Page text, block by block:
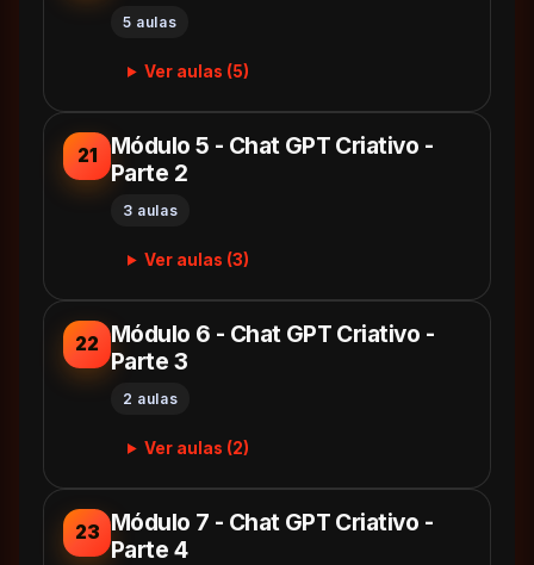
5 aulas
Ver aulas (5)
21
Módulo 5 - Chat GPT Criativo -
Parte 2
3 aulas
Ver aulas (3)
22
Módulo 6 - Chat GPT Criativo -
Parte 3
2 aulas
Ver aulas (2)
23 Módulo 7 - Chat GPT Criativo -
Parte 4